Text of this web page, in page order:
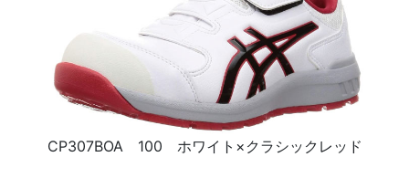
CP307BOA 100 ホワイト×クラシックレッド